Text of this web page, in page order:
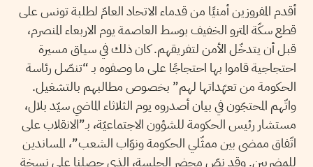
أقدم المفروزين أمنيًا من قدماء الاتحاد العامّ لطلبة تونس على
قطع سكّة المترو الخفيف بوسط العاصمة يوم الاربعاء المنصرم،
قبل أن يتدخّل الأمن لتفريقهم. كان ذلك في سياق مسيرة
احتجاجية قاموا بها احتجاجًا على ما وصفوه بـ “تنصّل رئاسة
الحكومة من تعهّداتها لهم” بخصوص مطالبهم بالتشغيل.
واتّهم المحتجّون في بيان أصدروه يوم الثلاثاء الماضي سيّد بلال،
مستشار رئيس الحكومة للشؤون الاجتماعيّة، بـ”الانقلاب على
اتّفاق ممضى بين ممثّلي الحكومة ونوّاب الشعب”، المساندين
للمضربين. وقد نصّ محضر الجلسة، الذي حصلنا على نسخة